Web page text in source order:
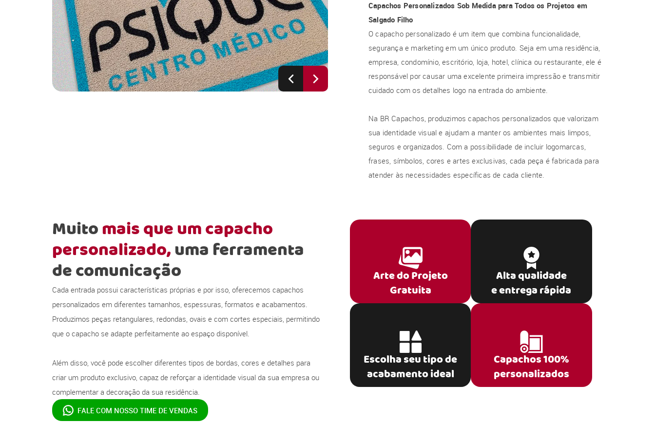
Capachos Personalizados Sob Medida para Todos os Projetos em
Salgado Filho
O capacho personalizado é um item que combina funcionalidade,
segurança e marketing em um único produto. Seja em uma residência,
empresa, condomínio, escritório, loja, hotel, clínica ou restaurante, ele é
responsável por causar uma excelente primeira impressão e transmitir
cuidado com os detalhes logo na entrada do ambiente.
Na BR Capachos, produzimos capachos personalizados que valorizam
sua identidade visual e ajudam a manter os ambientes mais limpos,
seguros e organizados. Com a possibilidade de incluir logomarcas,
frases, símbolos, cores e artes exclusivas, cada peça é fabricada para
atender às necessidades específicas de cada cliente.
Muitomais que um capacho
personalizado,uma ferramenta
de comunicação
Cada entrada possui características próprias e por isso, oferecemos capachos
personalizados em diferentes tamanhos, espessuras, formatos e acabamentos.
Produzimos peças retangulares, redondas, ovais e com cortes especiais, permitindo
que o capacho se adapte perfeitamente ao espaço disponível.
Além disso, você pode escolher diferentes tipos de bordas, cores e detalhes para
criar um produto exclusivo, capaz de reforçar a identidade visual da sua empresa ou
complementar a decoração da sua residência.
FALE COM NOSSO TIME DE VENDAS
Arte do Projeto
Gratuita
Alta qualidade
e entrega rápida
Escolha seu tipo de
acabamento ideal
Capachos 100%
personalizados